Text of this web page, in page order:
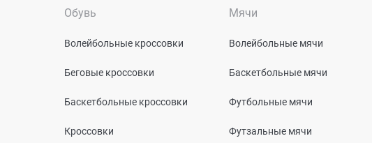
Обувь
Волейбольные кроссовки
Беговые кроссовки
Баскетбольные кроссовки
Кроссовки
Мячи
Волейбольные мячи
Баскетбольные мячи
Футбольные мячи
Футзальные мячи